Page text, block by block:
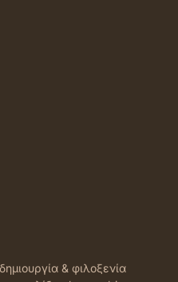
δημιουργία & φιλοξενία